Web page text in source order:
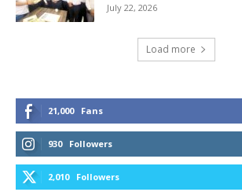
July 22, 2026
Load more
21,000 Fans
930 Followers
2,010 Followers